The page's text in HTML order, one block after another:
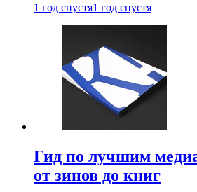
1 год спустя1 год спустя
Гид по лучшим
от зинов до книг